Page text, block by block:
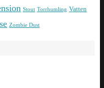
Stout Torrhumling Vatten
Zombie Dust